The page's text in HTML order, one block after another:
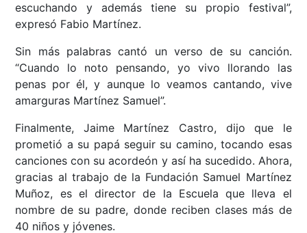
escuchando y además tiene su propio festival”,
expresó Fabio Martínez.
Sin más palabras cantó un verso de su canción.
“Cuando lo noto pensando, yo vivo llorando las
penas por él, y aunque lo veamos cantando, vive
amarguras Martínez Samuel”.
Finalmente, Jaime Martínez Castro, dijo que le
prometió a su papá seguir su camino, tocando esas
canciones con su acordeón y así ha sucedido. Ahora,
gracias al trabajo de la Fundación Samuel Martínez
Muñoz, es el director de la Escuela que lleva el
nombre de su padre, donde reciben clases más de
40 niños y jóvenes.